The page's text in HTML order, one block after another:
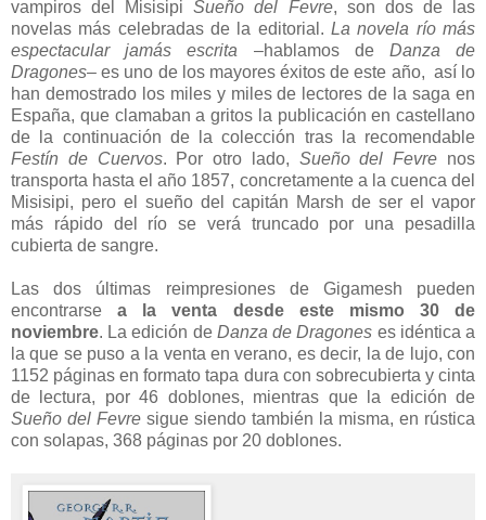
vampiros del MisisipiSueño del Fevre, son dos de las
novelas más celebradas de la editorial. La novela río más
espectacular jamás escrita –hablamos de Danza de
Dragones– es uno de los mayores éxitos de este año, así lo
han demostrado los miles y miles de lectores de la saga en
España, que clamaban a gritos la publicación en castellano
de la continuación de la colección tras la recomendable
Festín de Cuervos. Por otro lado, Sueño del Fevre nos
transporta hasta el año 1857, concretamente a la cuenca del
Misisipi, pero el sueño del capitán Marsh de ser el vapor
más rápido del río se verá truncado por una pesadilla
cubierta de sangre.
Las dos últimas reimpresiones de Gigamesh pueden
encontrarsea la venta desde este mismo 30 de
noviembre. La edición de Danza de Dragones es idéntica a
la que se puso a la venta en verano, es decir, la de lujo, con
1152 páginas en formato tapa dura con sobrecubierta y cinta
de lectura, por 46 doblones, mientras que la edición de
Sueño del Fevre sigue siendo también la misma, en rústica
con solapas, 368 páginas por 20 doblones.